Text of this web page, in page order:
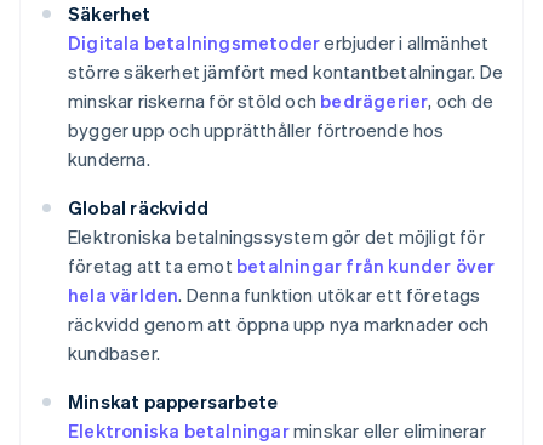
Säkerhet
Digitala betalningsmetodererbjuder i allmänhet
större säkerhet jämfört med kontantbetalningar. De
minskar riskerna för stöld och bedrägerier, och de
bygger upp och upprätthåller förtroende hos
kunderna.
Global räckvidd
Elektroniska betalningssystem gör det möjligt för
företag att ta emot betalningar från kunder över
hela världen. Denna funktion utökar ett företags
räckvidd genom att öppna upp nya marknader och
kundbaser.
Minskat pappersarbete
Elektroniska betalningarminskar eller eliminerar